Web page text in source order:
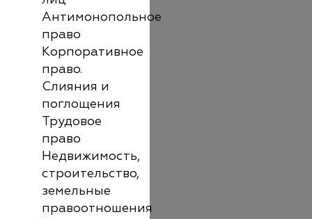
Антимонопольное
право
Корпоративное
право.
Слияния и
поглощения
Трудовое
право
Недвижимость,
строительство,
земельные
правоотношения